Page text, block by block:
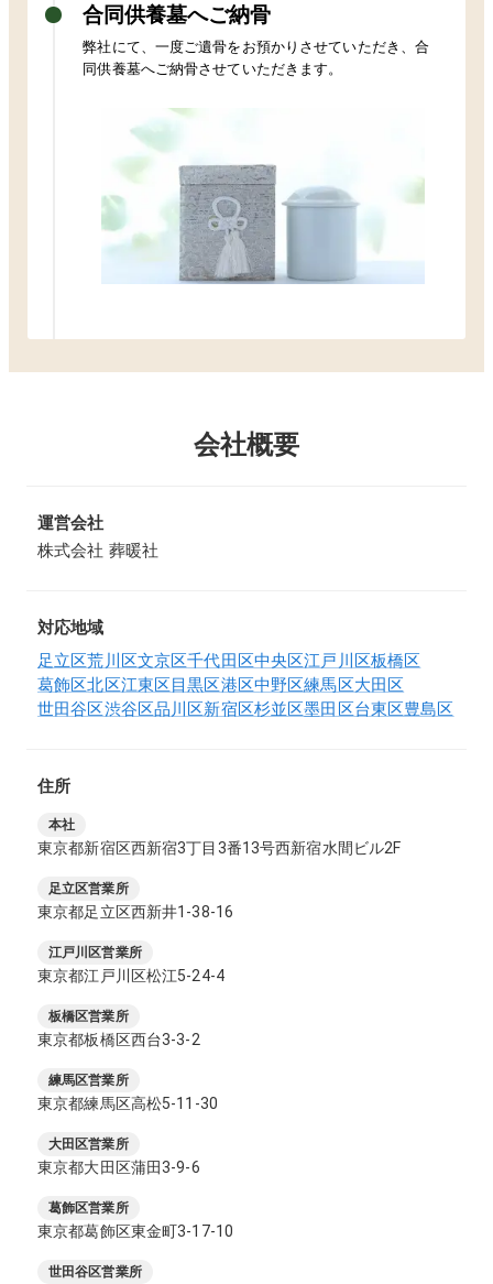
合同供養墓へご納骨
弊社にて、一度ご遺骨をお預かりさせていただき、合
同供養墓へご納骨させていただきます。
会社概要
運営会社
株式会社 葬暖社
対応地域
足立区荒川区文京区千代田区中央区江戸川区板橋区
葛飾区北区江東区目黒区港区中野区練馬区大田区
世田谷区渋谷区品川区新宿区杉並区墨田区台東区豊島区
住所
本社
東京都新宿区西新宿3丁目3番13号西新宿水間ビル2F
足立区営業所
東京都足立区西新井1-38-16
江戸川区営業所
東京都江戸川区松江5-24-4
板橋区営業所
東京都板橋区西台3-3-2
練馬区営業所
東京都練馬区高松5-11-30
大田区営業所
東京都大田区蒲田3-9-6
葛飾区営業所
東京都葛飾区東金町3-17-10
世田谷区営業所